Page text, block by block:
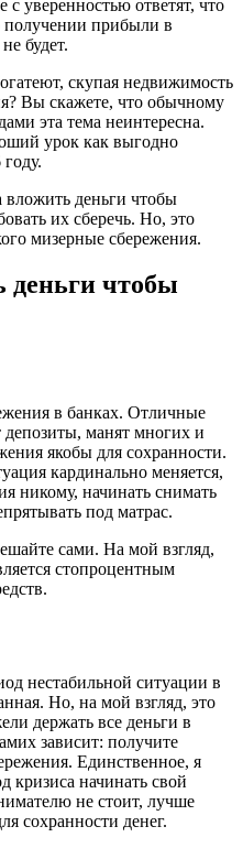
уверенностью ответят, что
получении прибыли в
будет.
скупая недвижимость
Вы скажете, что обычному
эта тема неинтересна.
урок как выгодно
вложить деньги чтобы
их сберечь. Но, это
мизерные сбережения.
деньги чтобы
в банках. Отличные
манят многих и
якобы для сохранности.
кардинально меняется,
никому, начинать снимать
под матрас.
сами. На мой взгляд,
стопроцентным
нестабильной ситуации в
Но, на мой взгляд, это
держать все деньги в
зависит: получите
Единственное, я
кризиса начинать свой
не стоит, лучше
сохранности денег.